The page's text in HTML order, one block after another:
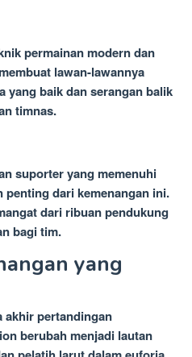
permainan modern dan
lawan-lawannya
yang baik dan serangan balik
timnas.
suporter yang memenuhi
penting dari kemenangan ini.
dari ribuan pendukung
bagi tim.
yang
akhir pertandingan
berubah menjadi lautan